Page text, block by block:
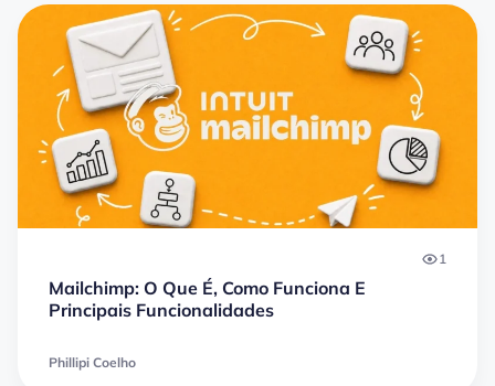
1
Mailchimp: O Que É, Como Funciona E
Principais Funcionalidades
Phillipi Coelho